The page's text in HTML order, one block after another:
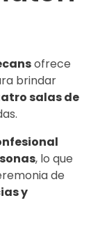
ofrece
brindar
salas de
, lo que
de
y